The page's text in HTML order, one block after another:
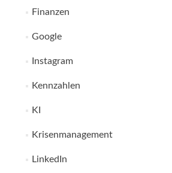
Finanzen
Google
Instagram
Kennzahlen
KI
Krisenmanagement
LinkedIn